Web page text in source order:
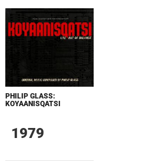
PHILIP GLASS:
KOYAANISQATSI
1979